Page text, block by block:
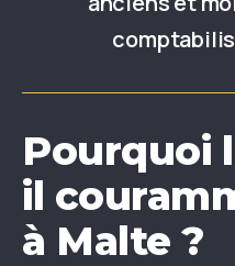
Pourquoi
il
à Malte ?